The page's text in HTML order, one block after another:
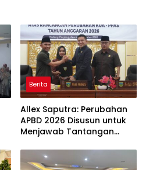
Berita
Allex Saputra: Perubahan
APBD 2026 Disusun untuk
Menjawab Tantangan